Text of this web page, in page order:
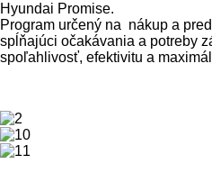
Hyundai Promise.
Program určený na nákup a
spĺňajúci očakávania a potreby
spoľahlivosť, efektivitu a